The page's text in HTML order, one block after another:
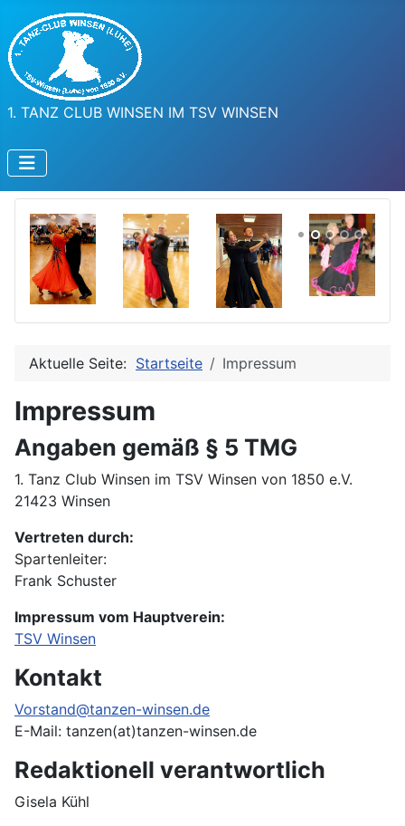
1. TANZ CLUB WINSEN IM TSV WINSEN
Aktuelle Seite: Startseite Impressum
Impressum
Angaben gemäß § 5 TMG
1. Tanz Club Winsen im TSV Winsen von 1850 e.V.
21423 Winsen
Vertreten durch:
Spartenleiter:
Frank Schuster
Impressum vom Hauptverein:
TSV Winsen
Kontakt
Vorstand@tanzen-winsen.de
E-Mail: tanzen(at)tanzen-winsen.de
Redaktionell verantwortlich
Gisela Kühl